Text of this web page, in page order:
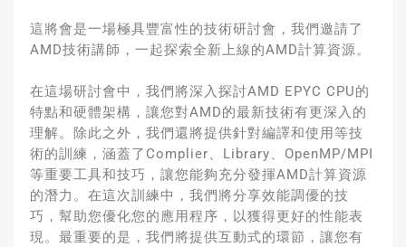
這將會是一場極具豐富性的技術研討會，我們邀請了
AMD技術講師，一起探索全新上線的AMD計算資源。
在這場研討會中，我們將深入探討AMD EPYC CPU的
特點和硬體架構，讓您對AMD的最新技術有更深入的
理解。除此之外，我們還將提供針對編譯和使用等技
術的訓練，涵蓋了Complier、Library、OpenMP/MPI
等重要工具和技巧，讓您能夠充分發揮AMD計算資源
的潛力。在這次訓練中，我們將分享效能調優的技
巧，幫助您優化您的應用程序，以獲得更好的性能表
現。最重要的是，我們將提供互動式的環節，讓您有